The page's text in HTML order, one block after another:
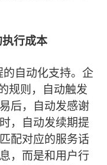
行成本
自动化支持。企
规则，自动触发
后，自动发感谢
，自动发续期提
配对应的服务话
，而是和用户行